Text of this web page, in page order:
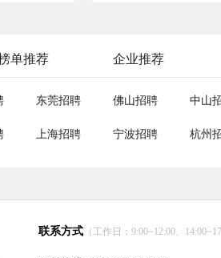
单推荐 企业推荐
东莞招聘 佛山招聘 中山
上海招聘 宁波招聘 杭州
联系方式 （工作日：9:00~12:00、